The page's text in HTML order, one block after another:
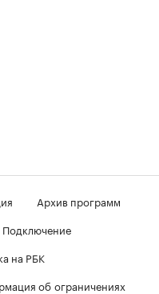
Архив программ
Подключение
на РБК
об ограничениях